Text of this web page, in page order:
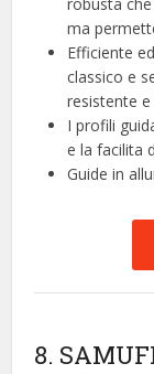
ma
Efficiente
classico e
resistente
I profili
e la facilita
Guide in
8.